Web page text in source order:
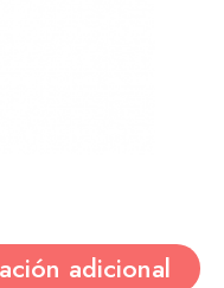
adicional